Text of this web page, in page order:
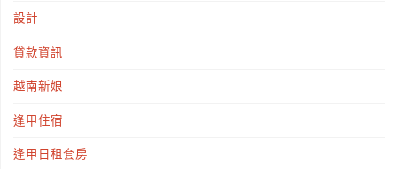
設計
貸款資訊
越南新娘
逢甲住宿
逢甲日租套房